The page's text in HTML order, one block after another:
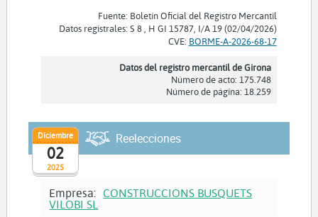
Fuente: Boletín Oficial del Registro Mercantil
Datos registrales: S 8 , H GI 15787, I/A 19 (02/04/2026)
CVE: BORME-A-2026-68-17
Datos del registro mercantil de Girona
Número de acto: 175.748
Número de página: 18.259
2025
Diciembre
02
Reelecciones
Empresa: CONSTRUCCIONS BUSQUETS
VILOBI SL